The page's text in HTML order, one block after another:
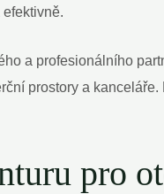
a profesionálního
prostory a
⁢pro